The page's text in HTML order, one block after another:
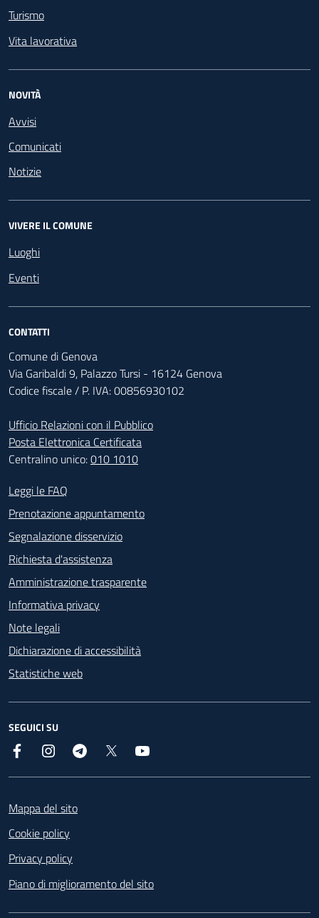
Turismo
Vita lavorativa
NOVITÀ
Avvisi
Comunicati
Notizie
VIVERE IL COMUNE
Luoghi
Eventi
CONTATTI
Comune di Genova
Via Garibaldi 9, Palazzo Tursi - 16124 Genova
Codice fiscale / P. IVA: 00856930102
Ufficio Relazioni con il Pubblico
Posta Elettronica Certificata
Centralino unico:010 1010
Footer - Contatti
Leggi le FAQ
Prenotazione appuntamento
Segnalazione disservizio
Richiesta d'assistenza
Amministrazione trasparente
Informativa privacy
Note legali
Dichiarazione di accessibilità
Statistiche web
SEGUICI SU
Facebook InstagramTelegram
Mappa del sito
Cookie policy
Privacy policy
Piano di miglioramento del sito